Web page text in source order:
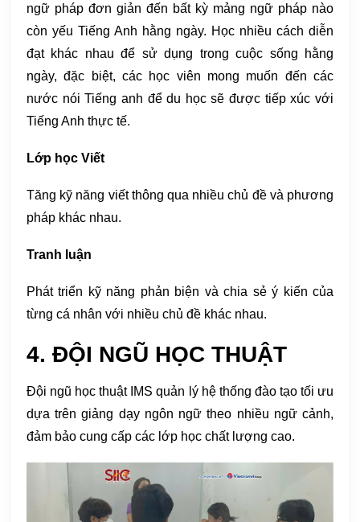
ngữ pháp đơn giản đến bất kỳ mảng ngữ pháp nào
còn yếu Tiếng Anh hằng ngày. Học nhiều cách diễn
đạt khác nhau để sử dụng trong cuộc sống hằng
ngày, đặc biệt, các học viên mong muốn đến các
nước nói Tiếng anh để du học sẽ được tiếp xúc với
Tiếng Anh thực tế.
Lớp học Viết
Tăng kỹ năng viết thông qua nhiều chủ đề và phương
pháp khác nhau.
Tranh luận
Phát triển kỹ năng phản biện và chia sẻ ý kiến của
từng cá nhân với nhiều chủ đề khác nhau.
4. ĐỘI NGŨ HỌC THUẬT
Đội ngũ học thuật IMS quản lý hệ thống đào tạo tối ưu
dựa trên giảng dạy ngôn ngữ theo nhiều ngữ cảnh,
đảm bảo cung cấp các lớp học chất lượng cao.